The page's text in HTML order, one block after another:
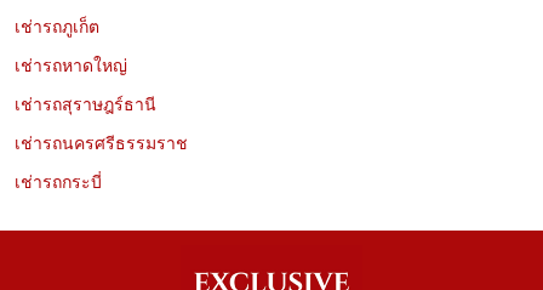
เช่ารถภูเก็ต
เช่ารถหาดใหญ่
เช่ารถสุราษฎร์ธานี
เช่ารถนครศรีธรรมราช
เช่ารถกระบี่